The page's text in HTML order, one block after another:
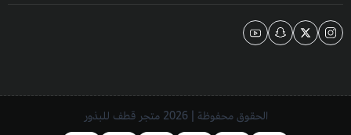
الحقوق محفوظة | 2026 متجر قطف للبذور